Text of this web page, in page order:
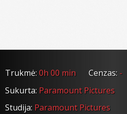
Trukmė:0h 00 min Cenzas:-
Sukurta: Paramount Pictures
Studija:Paramount Pictures